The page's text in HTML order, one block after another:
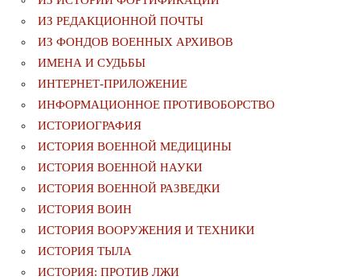
ИЗ РЕДАКЦИОННОЙ ПОЧТЫ
ИЗ ФОНДОВ ВОЕННЫХ АРХИВОВ
ИМЕНА И СУДЬБЫ
ИНТЕРНЕТ-ПРИЛОЖЕНИЕ
ИНФОРМАЦИОННОЕ ПРОТИВОБОРСТВО
ИСТОРИОГРАФИЯ
ИСТОРИЯ ВОЕННОЙ МЕДИЦИНЫ
ИСТОРИЯ ВОЕННОЙ НАУКИ
ИСТОРИЯ ВОЕННОЙ РАЗВЕДКИ
ИСТОРИЯ ВОИН
ИСТОРИЯ ВООРУЖЕНИЯ И ТЕХНИКИ
ИСТОРИЯ ТЫЛА
ИСТОРИЯ: ПРОТИВ ЛЖИ